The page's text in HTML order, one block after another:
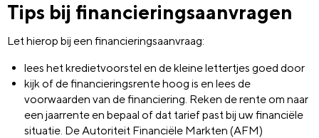
Tips bij financieringsaanvragen
Let hierop bij een financieringsaanvraag:
lees het kredietvoorstel en de kleine lettertjes goed door
kijk of de financieringsrente hoog is en lees de
voorwaarden van de financiering. Reken de rente om naar
een jaarrente en bepaal of dat tarief past bij uw financiële
situatie. De Autoriteit Financiële Markten (AFM)